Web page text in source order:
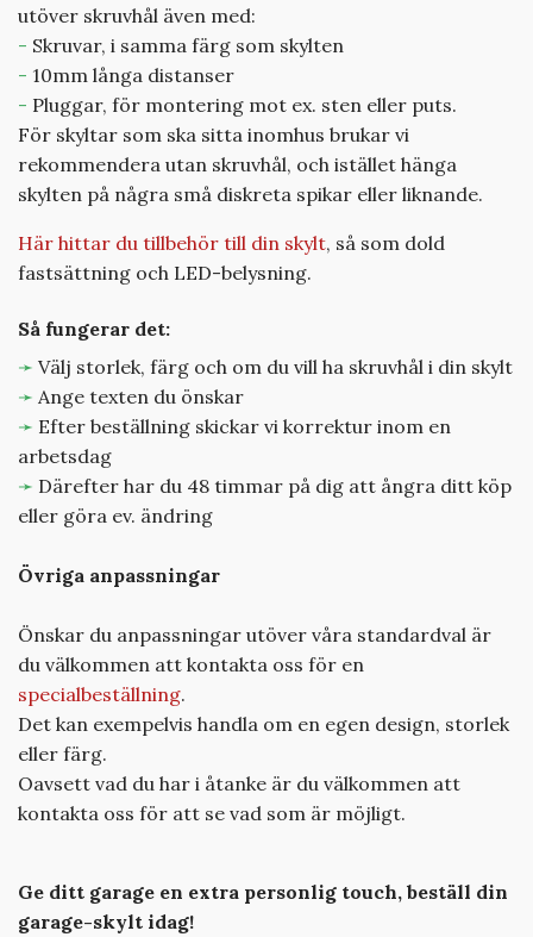
utöver skruvhål även med:
- Skruvar, i samma färg som skylten
- 10mm långa distanser
- Pluggar, för montering mot ex. sten eller puts.
För skyltar som ska sitta inomhus brukar vi
rekommendera utan skruvhål, och istället hänga
skylten på några små diskreta spikar eller liknande.
Här hittar du tillbehör till din skylt, så som dold
fastsättning och LED-belysning.
Så fungerar det:
➛ Välj storlek, färg och om du vill ha skruvhål i din skylt
➛ Ange texten du önskar
➛ Efter beställning skickar vi korrektur inom en
arbetsdag
➛ Därefter har du 48 timmar på dig att ångra ditt köp
eller göra ev. ändring
Övriga anpassningar
Önskar du anpassningar utöver våra standardval är
du välkommen att kontakta oss för en
specialbeställning.
Det kan exempelvis handla om en egen design, storlek
eller färg.
Oavsett vad du har i åtanke är du välkommen att
kontakta oss för att se vad som är möjligt.
Ge ditt garage en extra personlig touch, beställ din
garage-skylt idag!